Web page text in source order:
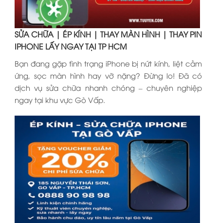
SỬA CHỮA | ÉP KÍNH | THAY MÀN HÌNH | THAY PIN
IPHONE LẤY NGAY TẠI TP HCM
Bạn đang gặp tình trạng iPhone bị nứt kính, liệt cảm
ứng, sọc màn hình hay vỡ nặng? Đừng lo! Đã có
dịch vụ sửa chữa nhanh chóng – chuyên nghiệp
ngay tại khu vực Gò Vấp.